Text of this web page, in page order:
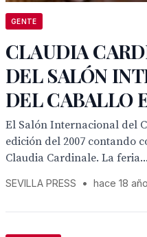
GENTE
CLAUDIA
DEL SALÓN
DEL CABALLO
El Salón Internacional del
edición del 2007 contando
Claudia Cardinale. La feria...
SEVILLA PRESS • hace 18